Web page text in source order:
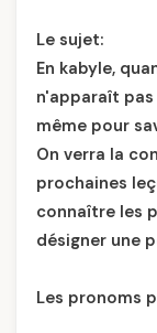
Le sujet:
En kabyle,
n'apparaît
même pour
On verra la
prochaines
connaître les
désigner une
Les pronoms